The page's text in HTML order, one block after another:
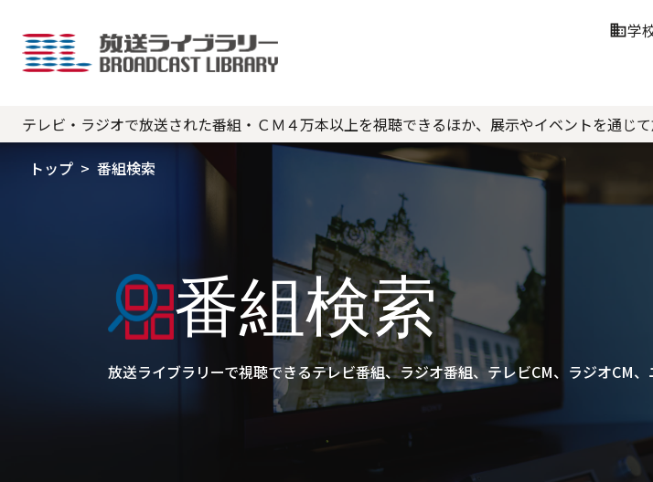
business学
テレビ・ラジオで放送された番組・ＣＭ４万本以上を視聴できるほか、展示やイベントを通じて
トップ 番組検索
番組検索
放送ライブラリーで視聴できるテレビ番組、ラジオ番組、テレビCM、ラジオCM、